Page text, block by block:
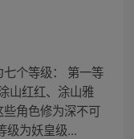
个等级： 第一等
山红红、涂山雅
角色修为深不可
级为妖皇级...